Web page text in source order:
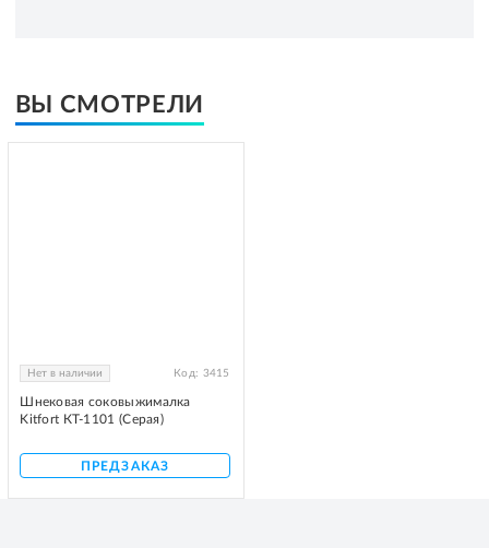
ВЫ СМОТРЕЛИ
Нет в наличии Код: 3415
Шнековая соковыжималка
Kitfort КТ-1101 (Серая)
ПРЕДЗАКАЗ